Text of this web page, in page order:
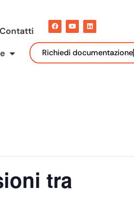
Contatti
Richiedi documentazione
tra